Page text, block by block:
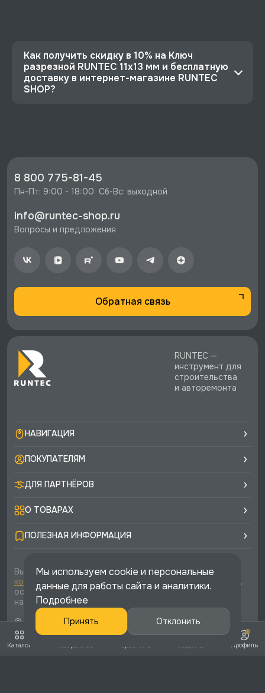
Как получить скидку в 10% на Ключ
разрезной RUNTEC 11x13 мм и бесплатную
доставку в интернет-магазине RUNTEC
SHOP?
⚡️ Бесплатная доставка в Москве, Санкт-
Петербурге и по РФ, если она меньше 10%
♥️ Наличие товаров, Программа лояльности,
8 800 775-81-45
Пн-Пт: 9:00 - 18:00  Сб-Вс: выходной
info@runtec-shop.ru
Вопросы и предложения
Обратная связь
RUNTEC —
инструмент для
строительства
и авторемонта
НАВИГАЦИЯ
ПОКУПАТЕЛЯМ
ДЛЯ ПАРТНЁРОВ
О ТОВАРАХ
ПОЛЕЗНАЯ ИНФОРМАЦИЯ
Вы соглашаетесь с условиямиполитики
конфиденциальностиипубличной офертыкаждый раз,
оставляя свои данные в любой форме обратной связи
на сайте runtec-shop.ru
© 2026 «Runtec», официальный интернет-магазин. Все
права защищены
Каталог Профиль
Мы используем cookie и персональные
данные для работы сайта и аналитики.
Подробнее
Принять Отклонить